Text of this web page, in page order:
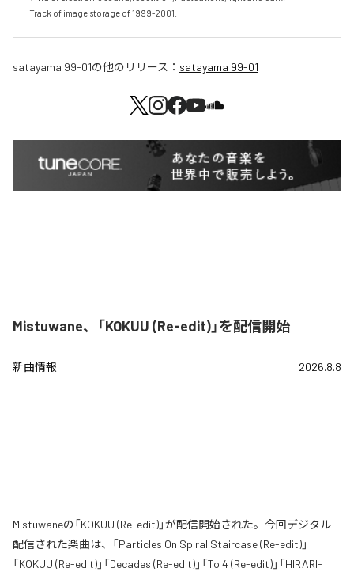
Track of image storage of 1999-2001.
satayama 99-01の他のリリース： satayama 99-01
Mistuwane、「KOKUU (Re-edit)」を配信開始
新曲情報 2026.8.8
Mistuwaneの「KOKUU (Re-edit)」が配信開始された。今回デジタル
配信された楽曲は、「Particles On Spiral Staircase (Re-edit)」
「KOKUU (Re-edit)」「Decades (Re-edit)」「To 4 (Re-edit)」「HIRARI-